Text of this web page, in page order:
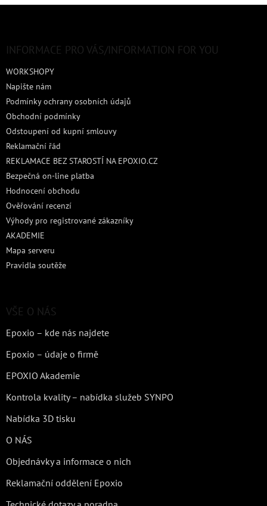
INFORMACE PRO VÁS/INFORMATION FOR YOU
WORKSHOPY
Napište nám
Podmínky ochrany osobních údajů
Obchodní podmínky
Odstoupení od kupní smlouvy
Reklamační řád
REKLAMACE BEZ STAROSTÍ NA EPOXIO.CZ
Bezpečná on-line platba
Hodnocení obchodu
Ověřování recenzí
Výhody pro registrované zákazníky
AKADEMIE
Mapa serveru
Pravidla soutěže
VŠE O NÁS
Epoxio – kde nás najdete
Epoxio – údaje o firmě
EPOXIO Akademie
Kontrola kvality – nabídka služeb SYNPO
Nabídka 3D tisku
O NÁS
Objednávky a informace o nich
Reklamační oddělení Epoxio